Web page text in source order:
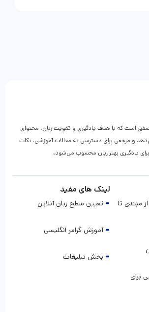
است که با هدف یادگیری و تقویت زبان، محتوای
می‌دهد و مرجعی برای دسترسی به مقالات آموزشی، نکات
یادگیری بهتر زبان محسوب می‌شود.
مبتدی تا
برای
لینک های مفید
تعیین سطح زبان آنلاین
آموزش گرامر انگلیسی
بخش تبلیغات